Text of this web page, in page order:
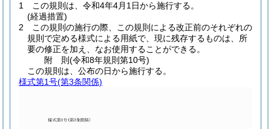
1
この規則は、令和4年4月1日から施行する。
(経過措置)
2
この規則の施行の際、この規則による改正前のそれぞれの
規則で定める様式による用紙で、現に残存するものは、所
要の修正を加え、なお使用することができる。
附 則(令和8年規則第10号)
この規則は、公布の日から施行する。
様式第1号(第3条関係)